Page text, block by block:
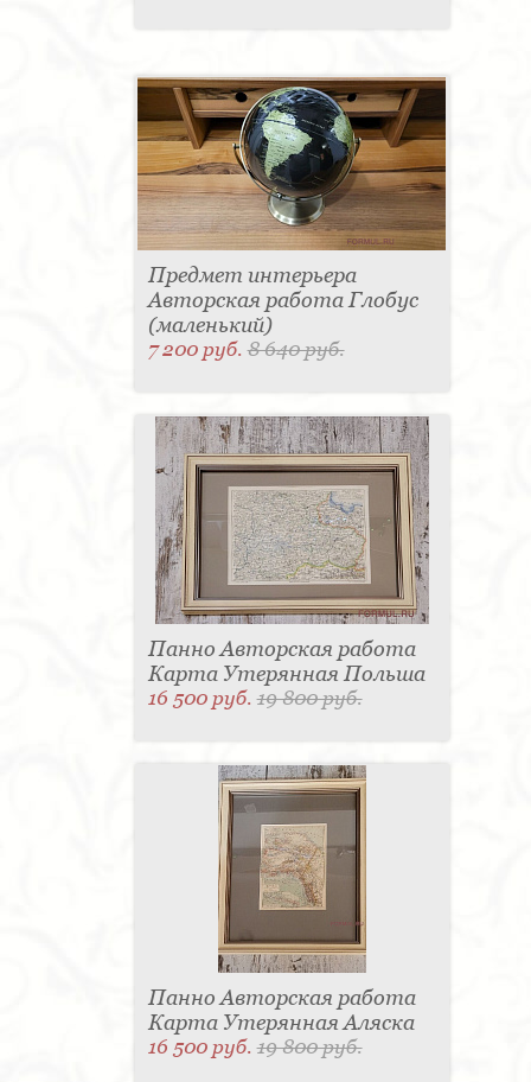
Предмет интерьера
Авторская работа Глобус
(маленький)
7 200 руб.8 640 руб.
Панно Авторская работа
Карта Утерянная Польша
16 500 руб.19 800 руб.
Панно Авторская работа
Карта Утерянная Аляска
16 500 руб.19 800 руб.